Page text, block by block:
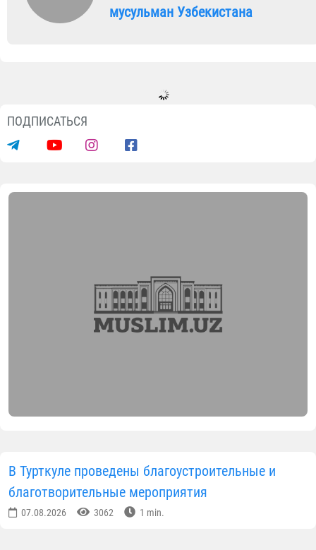
мусульман Узбекистана
ПОДПИСАТЬСЯ
В Турткуле проведены благоустроительные и
благотворительные мероприятия
07.08.2026 3062 1 min.